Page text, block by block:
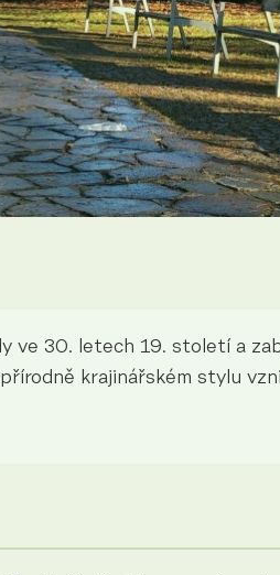
ve 30. letech 19. století a
krajinářském stylu